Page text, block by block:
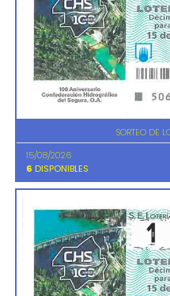
SORTEO DE
15/08/2026
6 DISPONIBLES